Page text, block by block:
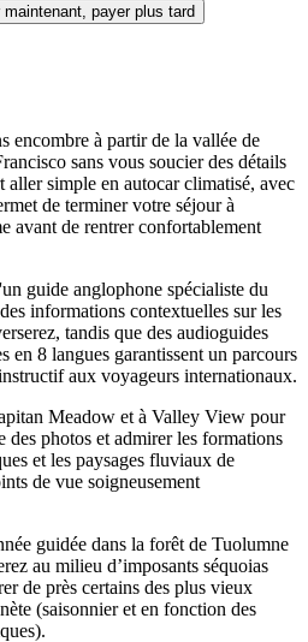
maintenant, payer plus tard
encombre à partir de la vallée de
sans vous soucier des détails
aller simple en autocar climatisé, avec
de terminer votre séjour à
avant de rentrer confortablement
guide anglophone spécialiste du
informations contextuelles sur les
tandis que des audioguides
en 8 langues garantissent un parcours
aux voyageurs internationaux.
Meadow et à Valley View pour
des photos et admirer les formations
et les paysages fluviaux de
de vue soigneusement
guidée dans la forêt de Tuolumne
au milieu d’imposants séquoias
de près certains des plus vieux
(saisonnier et en fonction des